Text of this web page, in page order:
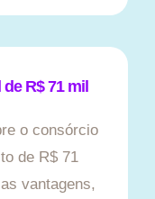
R$ 71 mil
o consórcio
de R$ 71
vantagens,